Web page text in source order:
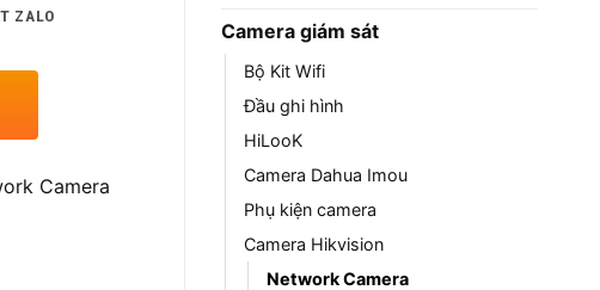
Camera giám sát
Bộ Kit Wifi
Đầu ghi hình
HiLooK
Camera Dahua Imou
Phụ kiện camera
Camera Hikvision
Network Camera
ZALO
Camera